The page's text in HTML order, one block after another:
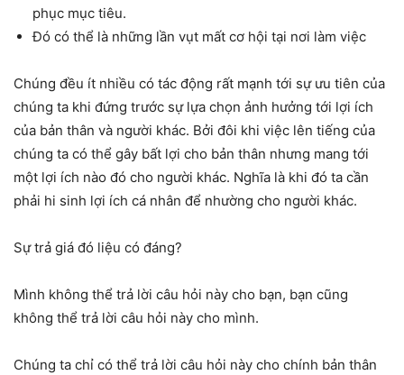
phục mục tiêu.
Đó có thể là những lần vụt mất cơ hội tại nơi làm việc
Chúng đều ít nhiều có tác động rất mạnh tới sự ưu tiên của
chúng ta khi đứng trước sự lựa chọn ảnh hưởng tới lợi ích
của bản thân và người khác. Bởi đôi khi việc lên tiếng của
chúng ta có thể gây bất lợi cho bản thân nhưng mang tới
một lợi ích nào đó cho người khác. Nghĩa là khi đó ta cần
phải hi sinh lợi ích cá nhân để nhường cho người khác.
Sự trả giá đó liệu có đáng?
Mình không thể trả lời câu hỏi này cho bạn, bạn cũng
không thể trả lời câu hỏi này cho mình.
Chúng ta chỉ có thể trả lời câu hỏi này cho chính bản thân